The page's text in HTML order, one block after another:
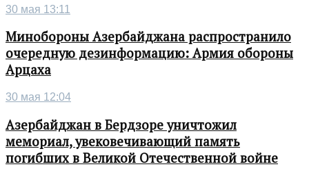
30 мая 13:11
Минобороны Азербайджана распространило
очередную дезинформацию: Армия обороны
Арцаха
30 мая 12:04
Азербайджан в Бердзоре уничтожил
мемориал, увековечивающий память
погибших в Великой Отечественной войне